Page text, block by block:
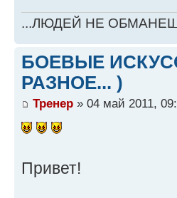
...ЛЮДЕЙ НЕ
БОЕВЫЕ
РАЗНОЕ... )
Тренер » 04 май 2011,
Привет!